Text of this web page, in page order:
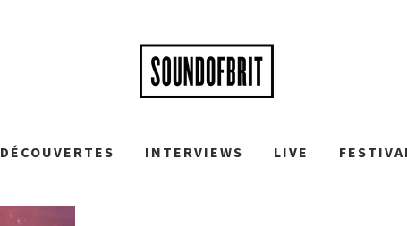
DÉCOUVERTES INTERVIEWS LIVE